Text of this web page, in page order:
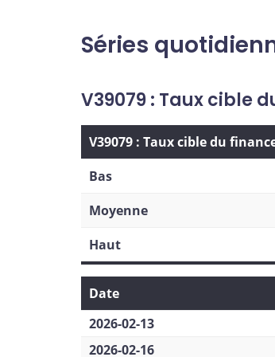
Séries
V39079 : Taux cible
V39079 : Taux cible du
Bas
Moyenne
Haut
Date
2026-02-13
2026-02-16